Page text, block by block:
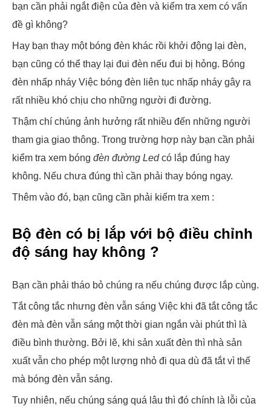
bạn cần phải ngắt điện của đèn và kiểm tra xem có vấn
đề gì không?
Hay bạn thay một bóng đèn khác rồi khởi động lại đèn,
bạn cũng có thể thay lại đui đèn nếu đui bị hỏng. Bóng
đèn nhấp nháy Việc bóng đèn liên tục nhấp nháy gây ra
rất nhiều khó chịu cho những người đi đường.
Thậm chí chúng ảnh hưởng rất nhiều đến những người
tham gia giao thông. Trong trường hợp này bạn cần phải
kiểm tra xem bóng đèn đường Ledcó lắp đúng hay
không. Nếu chưa đúng thì cần phải thay bóng ngay.
Thêm vào đó, bạn cũng cần phải kiểm tra xem :
Bộ đèn có bị lắp với bộ điều chỉnh
độ sáng hay không ?
Bạn cần phải tháo bỏ chúng ra nếu chúng được lắp cùng.
Tắt công tắc nhưng đèn vẫn sáng Việc khi đã tắt công tắc
đèn mà đèn vẫn sáng một thời gian ngắn vài phút thì là
điều bình thường. Bởi lẽ, khi sản xuất đèn thì nhà sản
xuất vẫn cho phép một lượng nhỏ đi qua dù đã tắt vì thế
mà bóng đèn vẫn sáng.
Tuy nhiên, nếu chúng sáng quá lâu thì đó chính là lỗi của